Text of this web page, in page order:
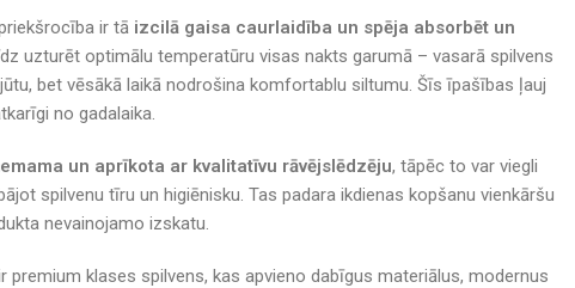
ir tā izcilā gaisa caurlaidība un spēja absorbēt un
uzturēt optimālu temperatūru visas nakts garumā – vasarā spilvens
bet vēsākā laikā nodrošina komfortablu siltumu. Šīs īpašības ļauj
no gadalaika.
un aprīkota ar kvalitatīvu rāvējslēdzēju, tāpēc to var viegli
spilvenu tīru un higiēnisku. Tas padara ikdienas kopšanu vienkāršu
nevainojamo izskatu.
premium klases spilvens, kas apvieno dabīgus materiālus, modernus